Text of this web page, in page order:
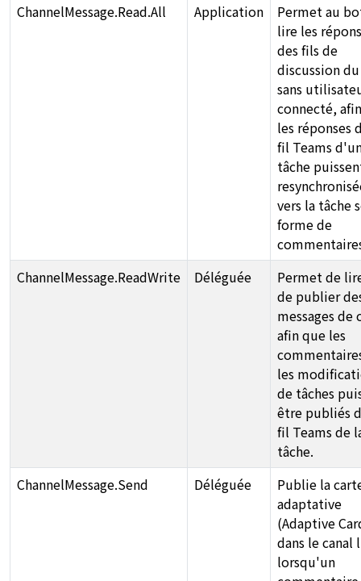
ChannelMessage.Read.All
Application
Permet au
lire les
des fils de
discussion
sans
connecté,
les réponses
fil Teams
tâche
vers la tâche
forme de
ChannelMessage.ReadWrite
Déléguée
Permet de
de publier
messages de
afin que les
les
de tâches
être publiés
fil Teams de
tâche.
ChannelMessage.Send
Déléguée
Publie la
adaptative
(Adaptive
dans le canal
lorsqu'un